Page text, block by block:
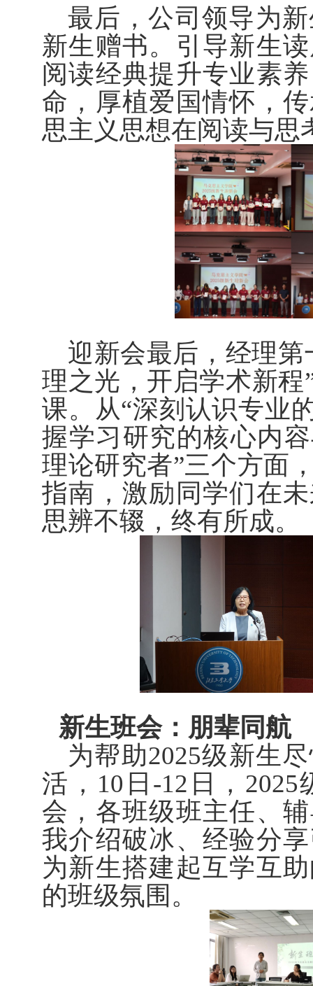
最后，公司领导为
新生赠书。引导新生
阅读经典提升专业素
命，厚植爱国情怀，
思主义思想在阅读与思
迎新会最后，经理
理之光，开启学术新
课。从“深刻认识专业
握学习研究的核心内
理论研究者”三个方面
指南，激励同学们在
思辨不辍，终有所成。
新生班会：朋辈同航
为帮助2025级新生
活，10日-12日，
会，各班级班主任、
我介绍破冰、经验分
为新生搭建起互学互
的班级氛围。